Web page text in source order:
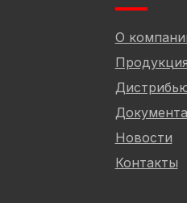
О
Продукция
Новости
Контакты